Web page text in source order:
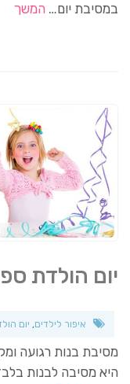
במסיבת יום… המשך
יום הולדת
איפור לילדים, יום
מסיבת בנות רגועה
היא מסיבה לבנות